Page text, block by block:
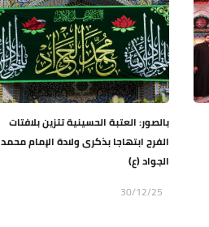
بالصور: العتبة الحسينية تتزين بلافتات
الفرح ابتهاجا بذكرى ولادة الإمام محمد
الجواد (ع)
30/12/25